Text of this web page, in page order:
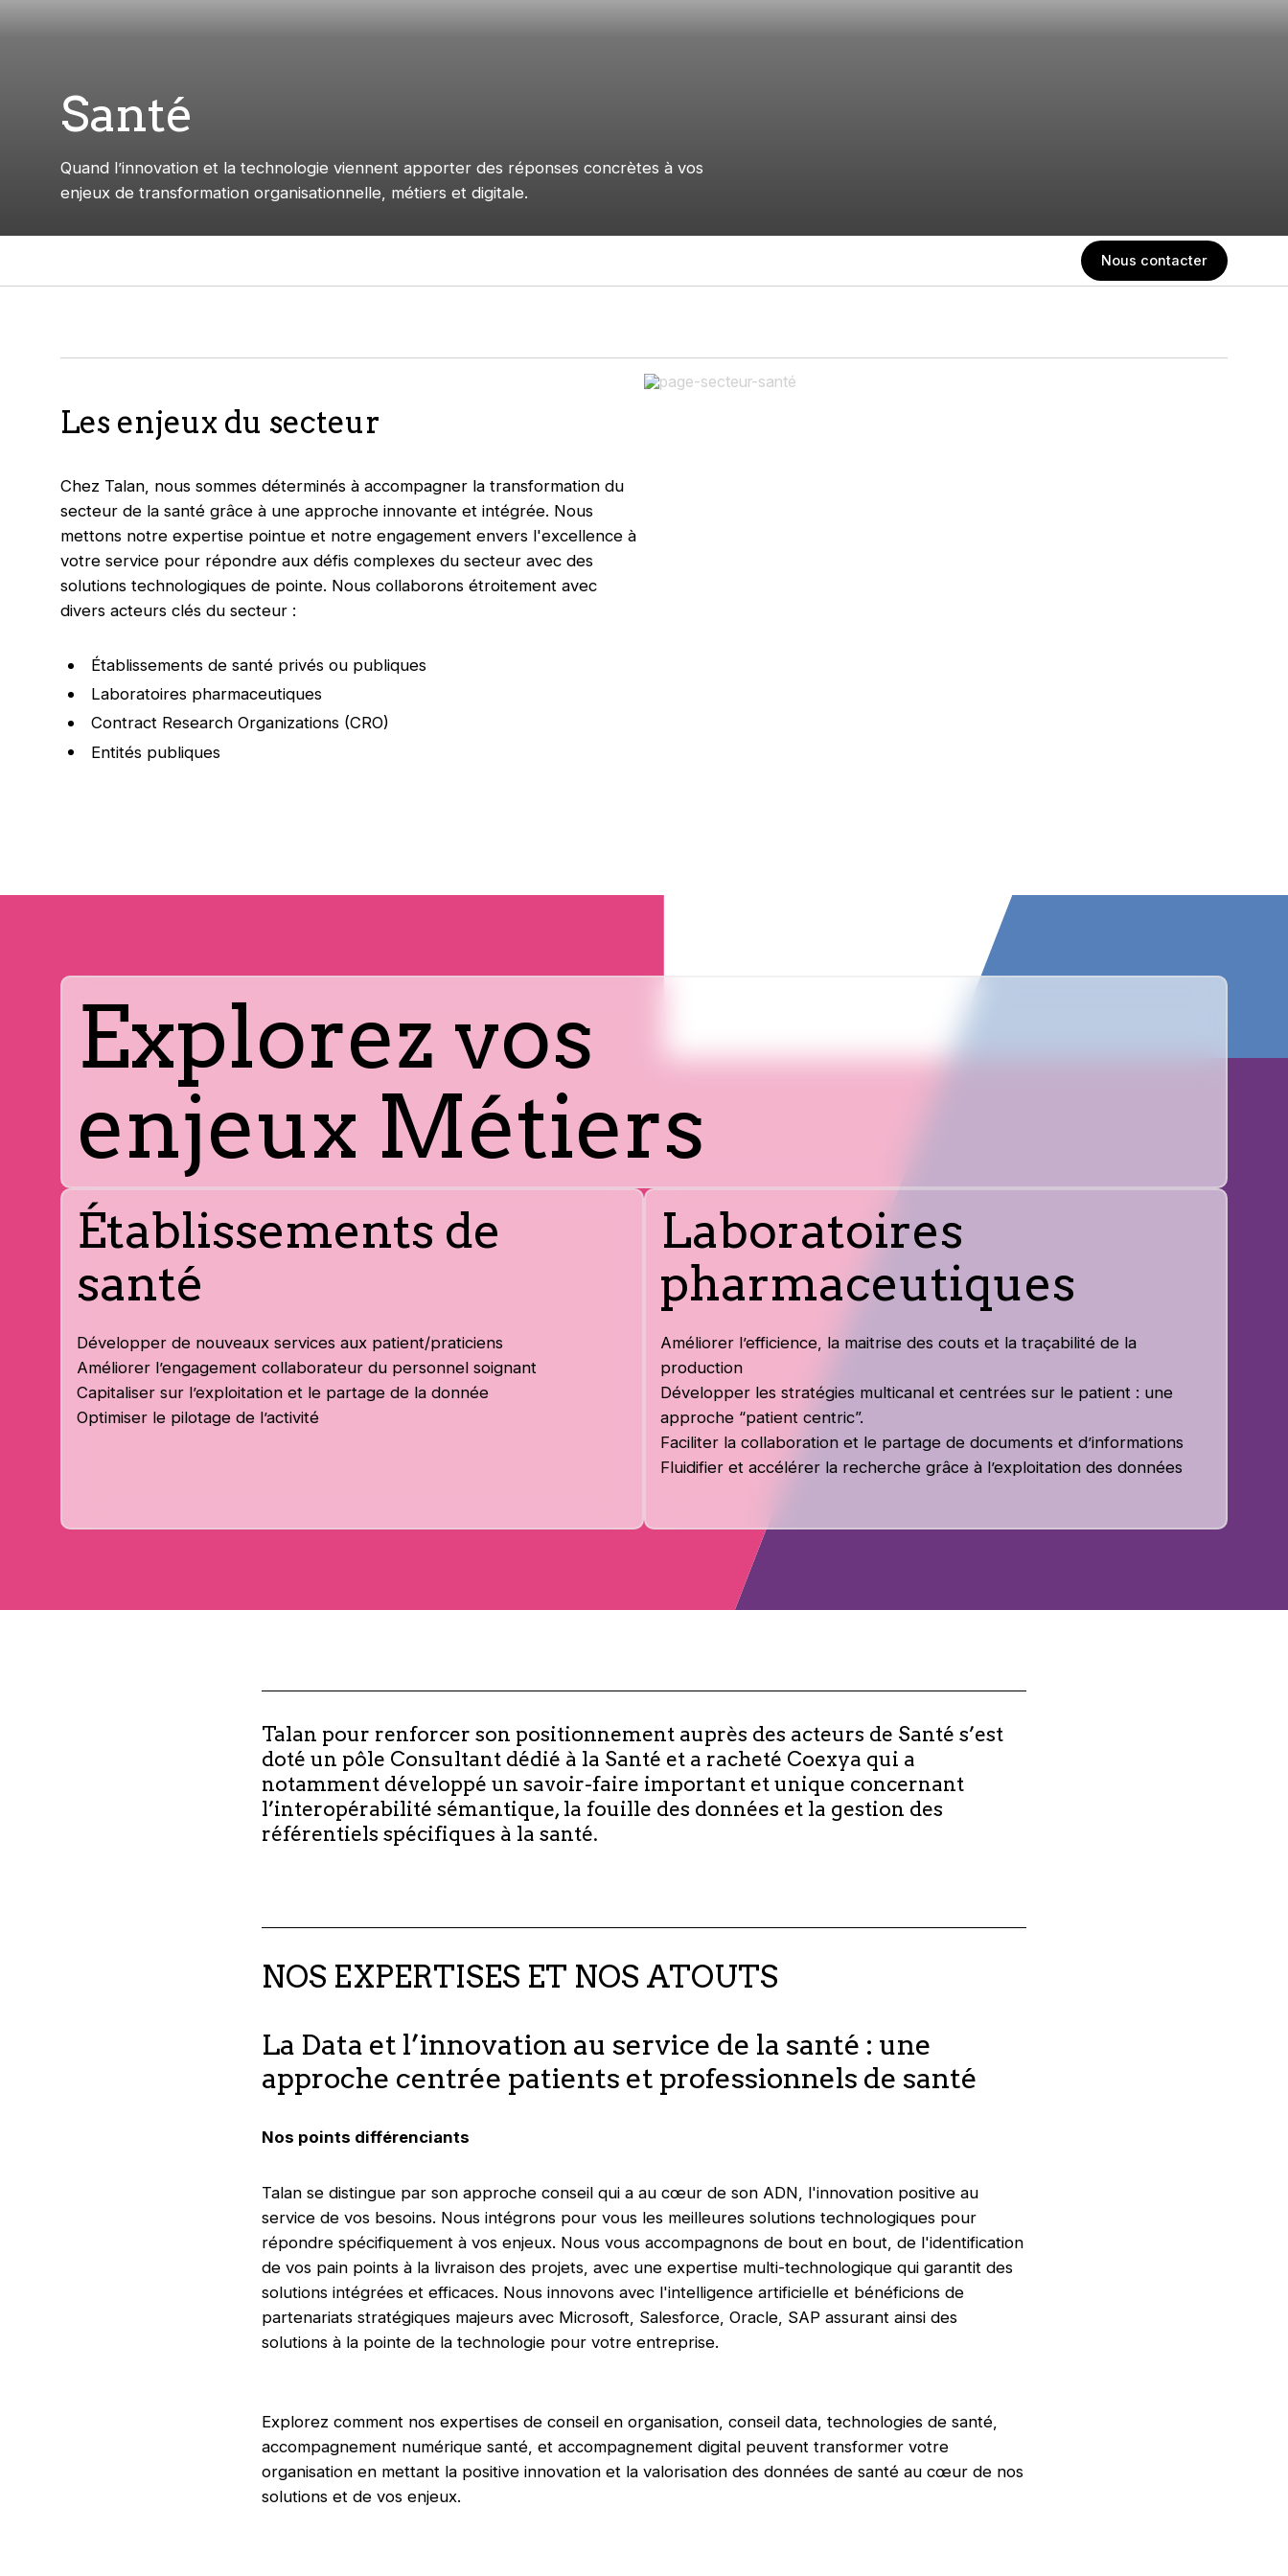
Santé
Quand l’innovation et la technologie viennent apporter des réponses concrètes à vos
enjeux de transformation organisationnelle, métiers et digitale.
Nous contacter
Les enjeux du secteur
Chez Talan, nous sommes déterminés à accompagner la transformation du
secteur de la santé grâce à une approche innovante et intégrée. Nous
mettons notre expertise pointue et notre engagement envers l'excellence à
votre service pour répondre aux défis complexes du secteur avec des
solutions technologiques de pointe. Nous collaborons étroitement avec
divers acteurs clés du secteur :
Établissements de santé privés ou publiques
Laboratoires pharmaceutiques
Contract Research Organizations (CRO)
Entités publiques
Explorez vos
enjeux Métiers
Établissements de
santé
Développer de nouveaux services aux patient/praticiens
Améliorer l’engagement collaborateur du personnel soignant
Capitaliser sur l’exploitation et le partage de la donnée
Optimiser le pilotage de l’activité
Laboratoires
pharmaceutiques
Améliorer l’efficience, la maitrise des couts et la traçabilité de la
production
Développer les stratégies multicanal et centrées sur le patient : une
approche “patient centric”.
Faciliter la collaboration et le partage de documents et d’informations
Fluidifier et accélérer la recherche grâce à l’exploitation des données
Talan pour renforcer son positionnement auprès des acteurs de Santé s’est
doté un pôle Consultant dédié à la Santé et a racheté Coexya qui a
notamment développé un savoir-faire important et unique concernant
l’interopérabilité sémantique, la fouille des données et la gestion des
référentiels spécifiques à la santé.
NOS EXPERTISES ET NOS ATOUTS
La Data et l’innovation au service de la santé : une
approche centrée patients et professionnels de santé
Nos points différenciants
Talan se distingue par son approche conseil qui a au cœur de son ADN, l'innovation positive au
service de vos besoins. Nous intégrons pour vous les meilleures solutions technologiques pour
répondre spécifiquement à vos enjeux. Nous vous accompagnons de bout en bout, de l'identification
de vos pain points à la livraison des projets, avec une expertise multi-technologique qui garantit des
solutions intégrées et efficaces. Nous innovons avec l'intelligence artificielle et bénéficions de
partenariats stratégiques majeurs avec Microsoft, Salesforce, Oracle, SAP assurant ainsi des
solutions à la pointe de la technologie pour votre entreprise.
Explorez comment nos expertises de conseil en organisation, conseil data, technologies de santé,
accompagnement numérique santé, et accompagnement digital peuvent transformer votre
organisation en mettant la positive innovation et la valorisation des données de santé au cœur de nos
solutions et de vos enjeux.